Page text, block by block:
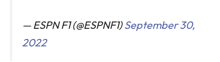
— ESPN F1 (@ESPNF1)September 30,
2022